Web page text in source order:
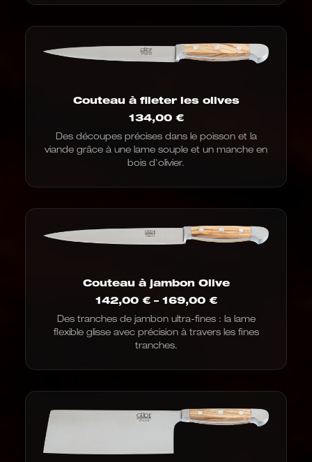
126,00
Couteau à fileter les olives
134,00 €
Des découpes précises dans le poisson et la
viande grâce à une lame souple et un manche en
bois d'olivier.
Couteau à jambon Olive
142,00 € – 169,00 €Fourchette
prix
:
169,00
Des tranches de jambon ultra-fines : la lame
flexible glisse avec précision à travers les fines
tranches.